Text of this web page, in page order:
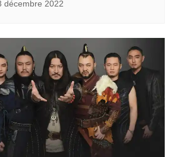
décembre 2022